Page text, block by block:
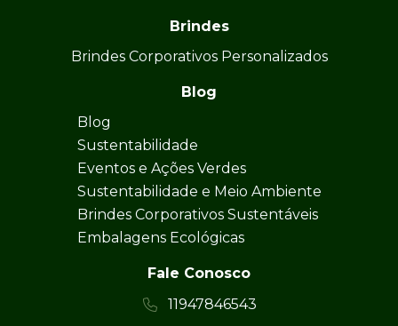
Brindes
Brindes Corporativos Personalizados
Blog
Blog
Sustentabilidade
Eventos e Ações Verdes
Sustentabilidade e Meio Ambiente
Brindes Corporativos Sustentáveis
Embalagens Ecológicas
Fale Conosco
11947846543